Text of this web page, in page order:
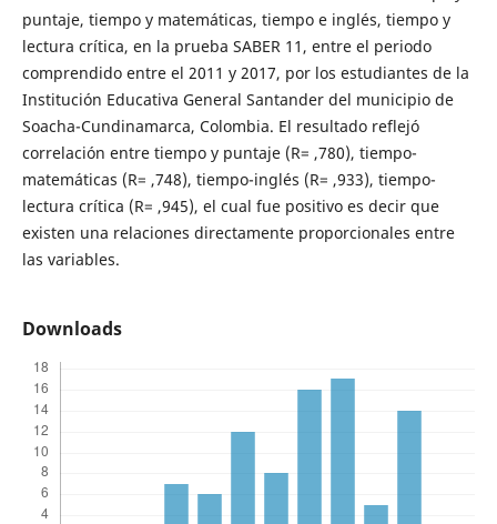
puntaje, tiempo y matemáticas, tiempo e inglés, tiempo y
lectura crítica, en la prueba SABER 11, entre el periodo
comprendido entre el 2011 y 2017, por los estudiantes de la
Institución Educativa General Santander del municipio de
Soacha-Cundinamarca, Colombia. El resultado reflejó
correlación entre tiempo y puntaje (R= ,780), tiempo-
matemáticas (R= ,748), tiempo-inglés (R= ,933), tiempo-
lectura crítica (R= ,945), el cual fue positivo es decir que
existen una relaciones directamente proporcionales entre
las variables.
Downloads